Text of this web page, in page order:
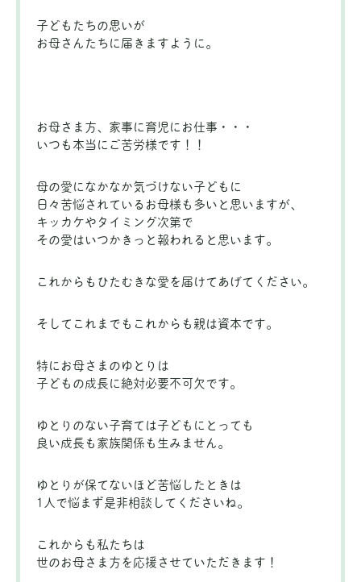
子どもたちの思いが
お母さんたちに届きますように。
お母さま方、家事に育児にお仕事・・・
いつも本当にご苦労様です！！
母の愛になかなか気づけない子どもに
日々苦悩されているお母様も多いと思いますが、
キッカケやタイミング次第で
その愛はいつかきっと報われると思います。
これからもひたむきな愛を届けてあげてください。
そしてこれまでもこれからも親は資本です。
特にお母さまのゆとりは
子どもの成長に絶対必要不可欠です。
ゆとりのない子育ては子どもにとっても
良い成長も家族関係も生みません。
ゆとりが保てないほど苦悩したときは
1人で悩まず是非相談してくださいね。
これからも私たちは
世のお母さま方を応援させていただきます！